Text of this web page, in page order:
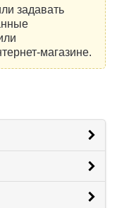
задавать
магазине.